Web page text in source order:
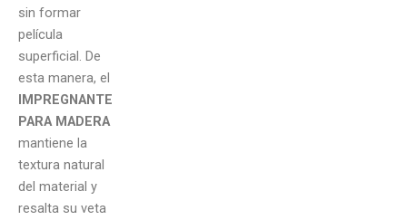
sin formar
película
superficial. De
esta manera, el
IMPREGNANTE
PARA MADERA
mantiene la
textura natural
del material y
resalta su veta